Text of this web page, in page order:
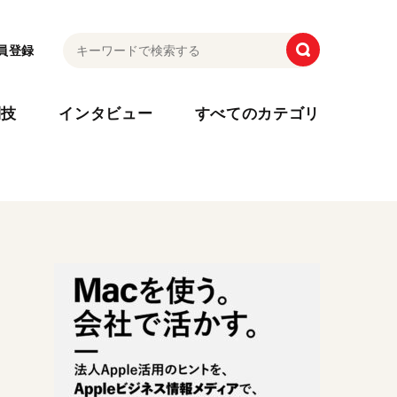
登録
インタビュー すべてのカテゴリ